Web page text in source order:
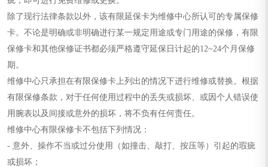
除了现行法律条款以外，该有限延保卡为维修中心所认可的专属保修
卡。不论是明确或非明确进行某一规定用途或专门用途的保修，有限
保修卡和其他保修证书都必须严格遵守延保日计起的12~24个月保修
期。
维修中心只承担在有限保修卡上列出的情况下进行维修或替换。根据
有限保修条款，对于任何使用过程中的丢失或损坏、或因个人错误使
用腕表以及间接或意外的损坏，将不负有任何责任。
维修中心有限保修卡不包括下列情况：
- 意外、操作不当或过分使用（如撞击、敲打、按压等）引起的瑕疵
或损坏；